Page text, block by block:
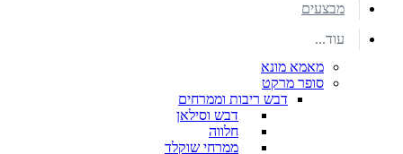
מבצעים
עוד...
מאמא מונא
סופר מרקט
דבש ריבות וממרחים
דבש וסילאן
חלווה
ממרחי שוקלד